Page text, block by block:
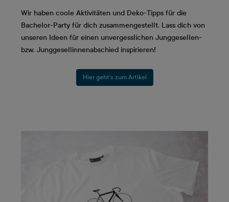
Wir haben coole Aktivitäten und Deko-Tipps für die
Bachelor-Party für dich zusammengestellt. Lass dich von
unseren Ideen für einen unvergesslichen Junggesellen-
bzw. Junggesellinnenabschied inspirieren!
Hier geht’s zum Artikel